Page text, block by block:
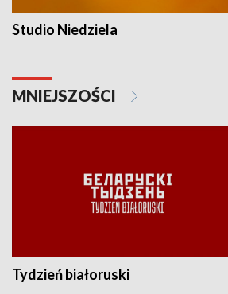
Studio Niedziela
MNIEJSZOŚCI
Tydzień białoruski